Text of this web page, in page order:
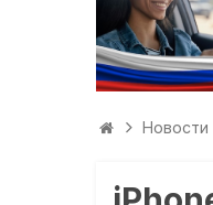
Новости